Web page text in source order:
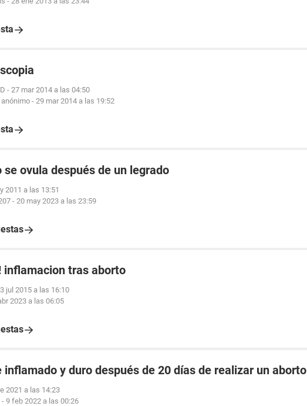
- 27 mar 2014 a las 04:50
- 29 mar 2014 a las 19:52
se ovula después de un legrado
2011 a las 13:51
- 20 may 2023 a las 23:59
inflamacion tras aborto
jul 2015 a las 16:10
2023 a las 06:05
inflamado y duro después de 20 días de realizar un aborto
2021 a las 14:23
- 9 feb 2022 a las 00:26